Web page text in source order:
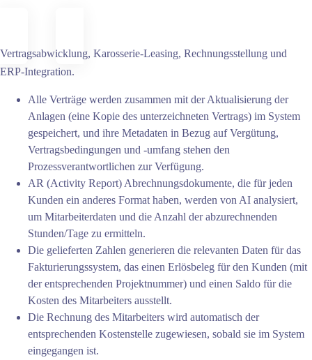
Vertragsabwicklung, Karosserie-Leasing, Rechnungsstellung und
ERP-Integration.
Alle Verträge werden zusammen mit der Aktualisierung der
Anlagen (eine Kopie des unterzeichneten Vertrags) im System
gespeichert, und ihre Metadaten in Bezug auf Vergütung,
Vertragsbedingungen und -umfang stehen den
Prozessverantwortlichen zur Verfügung.
AR (Activity Report) Abrechnungsdokumente, die für jeden
Kunden ein anderes Format haben, werden von AI analysiert,
um Mitarbeiterdaten und die Anzahl der abzurechnenden
Stunden/Tage zu ermitteln.
Die gelieferten Zahlen generieren die relevanten Daten für das
Fakturierungssystem, das einen Erlösbeleg für den Kunden (mit
der entsprechenden Projektnummer) und einen Saldo für die
Kosten des Mitarbeiters ausstellt.
Die Rechnung des Mitarbeiters wird automatisch der
entsprechenden Kostenstelle zugewiesen, sobald sie im System
eingegangen ist.